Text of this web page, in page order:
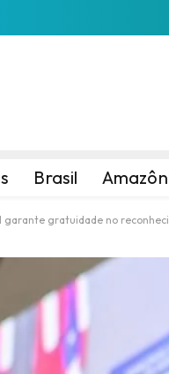
Brasil
garante gratuidade no